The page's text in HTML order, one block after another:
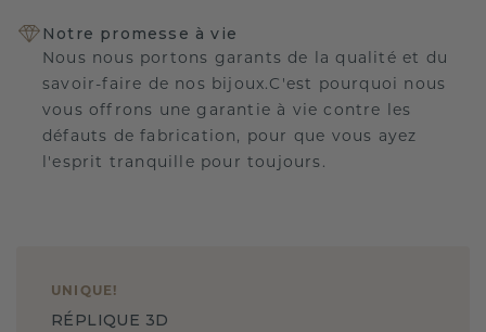
Notre promesse à vie
Nous nous portons garants de la qualité et du
savoir-faire de nos bijoux.C'est pourquoi nous
vous offrons une garantie à vie contre les
défauts de fabrication, pour que vous ayez
l'esprit tranquille pour toujours.
UNIQUE !
RÉPLIQUE 3D